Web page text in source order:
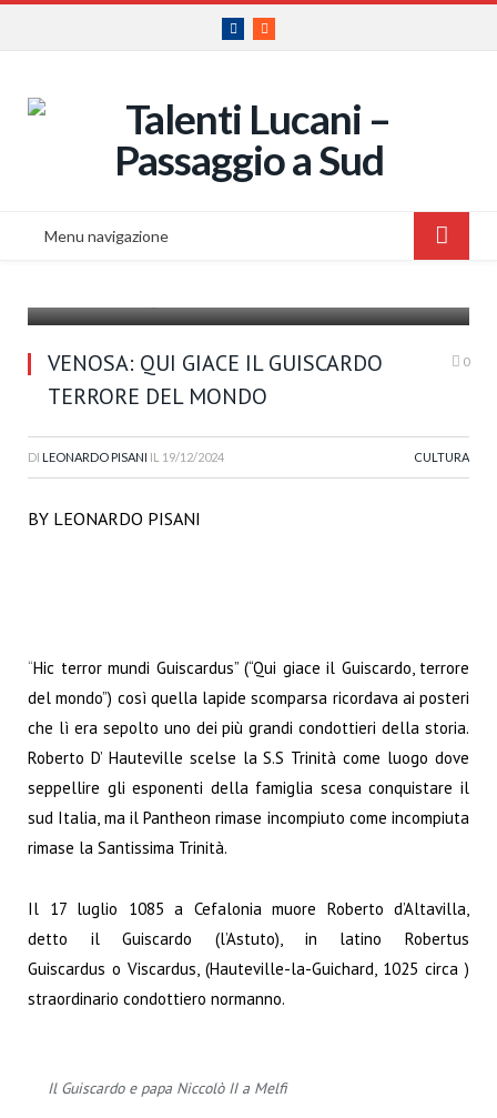
Facebook
RSS
Menu navigazione
VENOSA: QUI GIACE IL GUISCARDO
TERRORE DEL MONDO
0
DI LEONARDO PISANI IL 19/12/2024 CULTURA
BY LEONARDO PISANI
“Hic terror mundi Guiscardus” (“Qui giace il Guiscardo, terrore
del mondo”) così quella lapide scomparsa ricordava ai posteri
che lì era sepolto uno dei più grandi condottieri della storia.
Roberto D’ Hauteville scelse la S.S Trinità come luogo dove
seppellire gli esponenti della famiglia scesa conquistare il
sud Italia, ma il Pantheon rimase incompiuto come incompiuta
rimase la Santissima Trinità.
Il 17 luglio 1085 a Cefalonia muore Roberto d’Altavilla,
detto il Guiscardo (l’Astuto), in latino Robertus
Guiscardus o Viscardus, (Hauteville-la-Guichard, 1025 circa )
straordinario condottiero normanno.
Il Guiscardo e papa Niccolò II a Melfi